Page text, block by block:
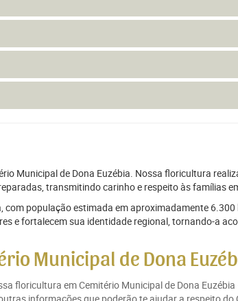
Municipal de Dona Euzébia. Nossa floricultura
transmitindo carinho e respeito às famílias
com população estimada em aproximadamente
e fortalecem sua identidade regional, tornando-a
Municipal de Dona
floricultura em Cemitério Municipal de Dona